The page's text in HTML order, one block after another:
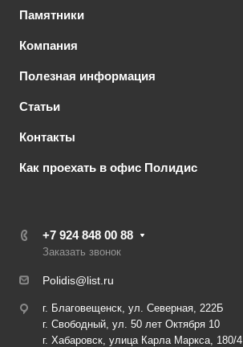
Памятники
Компания
Полезная информация
Статьи
Контакты
Как проехать в офис Полидис
+7 924 848 00 88
Заказать звонок
Polidis@list.ru
г. Благовещенск, ул. Северная, 222Б
г. Свободный, ул. 50 лет Октября 10
г. Хабаровск, улица Карла Маркса, 180/4